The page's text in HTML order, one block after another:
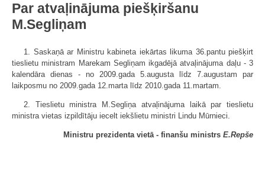
Par atvaļinājuma piešķiršanu
M.Segliņam
1. Saskaņā ar Ministru kabineta iekārtas likuma 36.pantu piešķirt
tieslietu ministram Marekam Segliņam ikgadējā atvaļinājuma daļu - 3
kalendāra dienas - no 2009.gada 5.augusta līdz 7.augustam par
laikposmu no 2009.gada 12.marta līdz 2010.gada 11.martam.
2. Tieslietu ministra M.Segliņa atvaļinājuma laikā par tieslietu
ministra vietas izpildītāju iecelt iekšlietu ministri Lindu Mūrnieci.
Ministru prezidenta vietā - finanšu ministrs E.Repše